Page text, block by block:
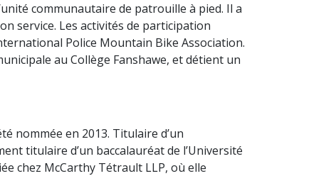
communautaire de patrouille à pied. Il a
service. Les activités de participation
Police Mountain Bike Association.
au Collège Fanshawe, et détient un
nommée en 2013. Titulaire d’un
titulaire d’un baccalauréat de l’Université
chez McCarthy Tétrault LLP, où elle